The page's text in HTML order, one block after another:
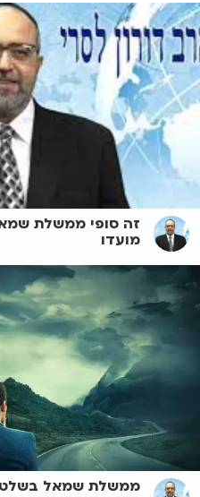
זה סופי ממשלת
מועדו
ממשלת שמאל